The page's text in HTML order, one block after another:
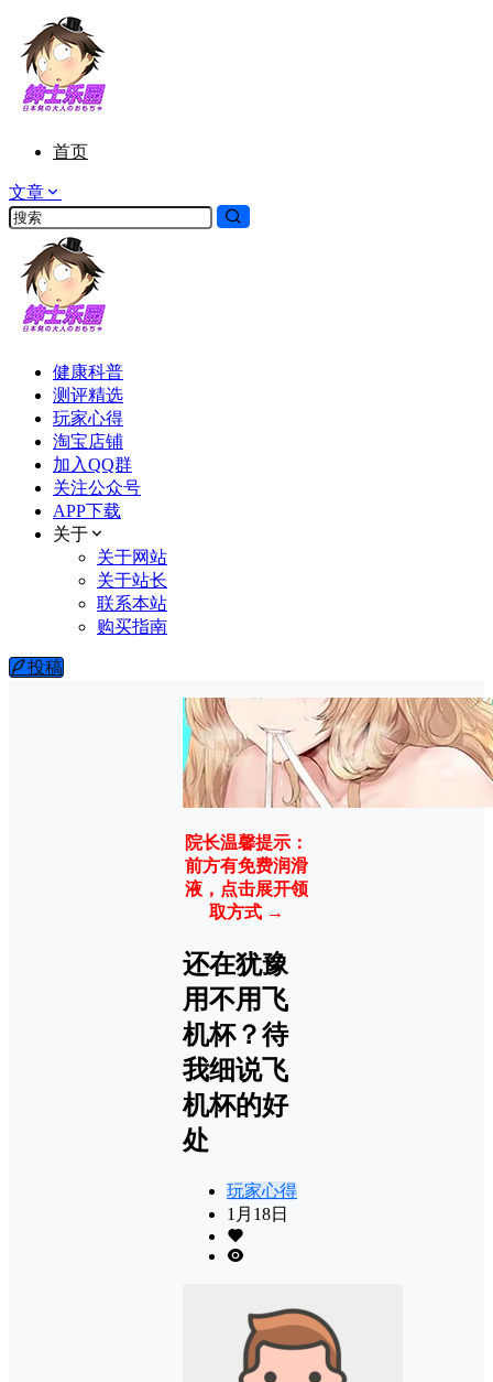
首页
文章
健康科普
测评精选
玩家心得
淘宝店铺
加入QQ群
关注公众号
APP下载
关于
关于网站
关于站长
联系本站
购买指南
投稿
院长温馨提示：
前方有免费润滑
液，点击展开领
取方式 →
还在犹豫
用不用飞
机杯？待
我细说飞
机杯的好
处
玩家心得
1月18日